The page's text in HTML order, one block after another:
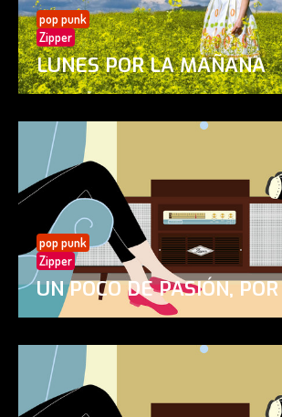
pop punk
Zipper
LUNES POR LA MAÑANA
pop punk
Zipper
UN POCO DE PASIÓN,